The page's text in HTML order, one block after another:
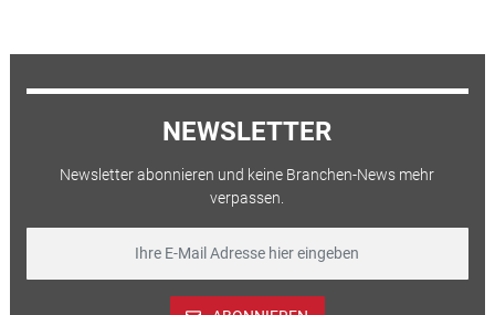
NEWSLETTER
Newsletter abonnieren und keine Branchen-News mehr
verpassen.